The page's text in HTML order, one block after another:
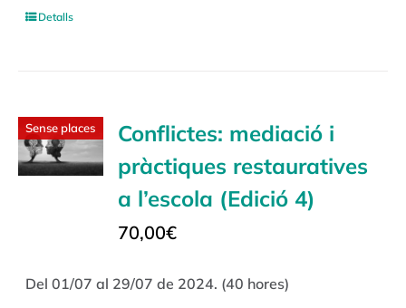
Detalls
Sense places
Conflictes: mediació i
pràctiques restauratives
a l’escola (Edició 4)
70,00€
Del 01/07 al 29/07 de 2024. (40 hores)